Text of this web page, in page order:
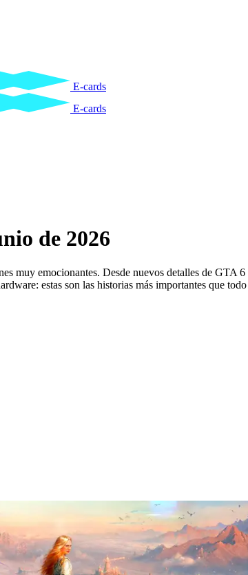
E-cards
E-cards
de 2026
muy emocionantes. Desde nuevos detalles de
estas son las historias más importantes que